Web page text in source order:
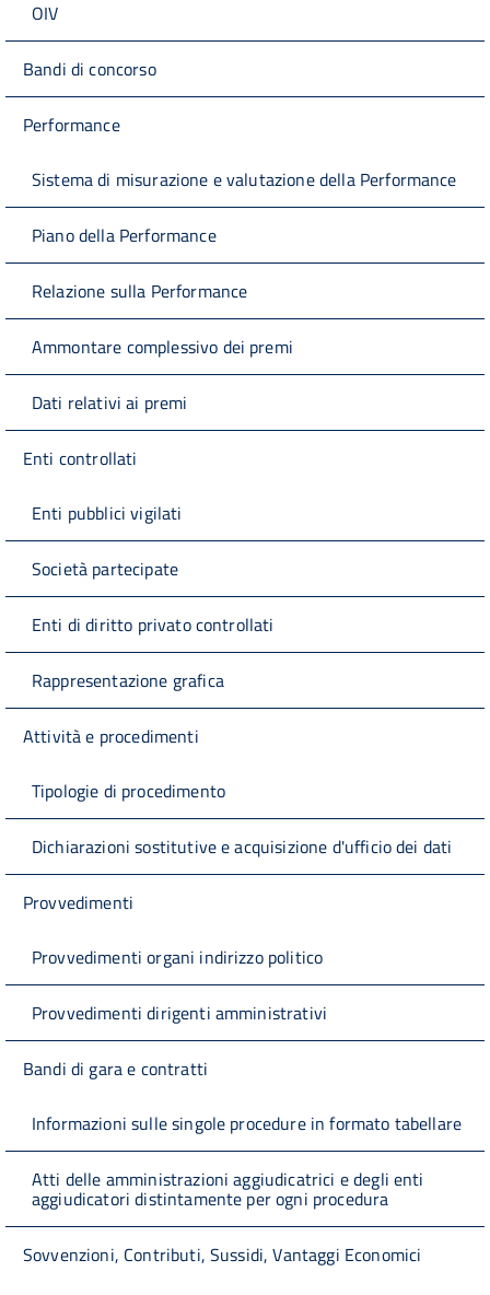
OIV
Bandi di concorso
Performance
Sistema di misurazione e valutazione della Performance
Piano della Performance
Relazione sulla Performance
Ammontare complessivo dei premi
Dati relativi ai premi
Enti controllati
Enti pubblici vigilati
Società partecipate
Enti di diritto privato controllati
Rappresentazione grafica
Attività e procedimenti
Tipologie di procedimento
Dichiarazioni sostitutive e acquisizione d'ufficio dei dati
Provvedimenti
Provvedimenti organi indirizzo politico
Provvedimenti dirigenti amministrativi
Bandi di gara e contratti
Informazioni sulle singole procedure in formato tabellare
Atti delle amministrazioni aggiudicatrici e degli enti
aggiudicatori distintamente per ogni procedura
Sovvenzioni, Contributi, Sussidi, Vantaggi Economici